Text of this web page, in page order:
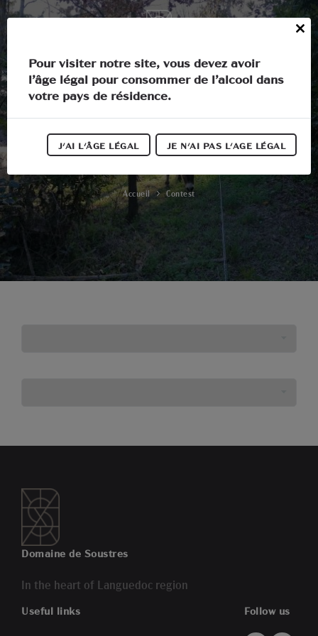
In the heart of Languedoc
The estate
Activities
Our wines
Our news
Information
Contest
New companions in the
Soustre forest
Accueil Contest
Domaine de Soustres
In the heart of Languedoc region
Useful links Follow us
Close
Pour visiter notre site, vous devez avoir
l’âge légal pour consommer de l’alcool dans
votre pays de résidence.
JE N'AI PAS L'AGE LÉGAL
J'AI L'ÂGE LÉGAL
Cookies management panel